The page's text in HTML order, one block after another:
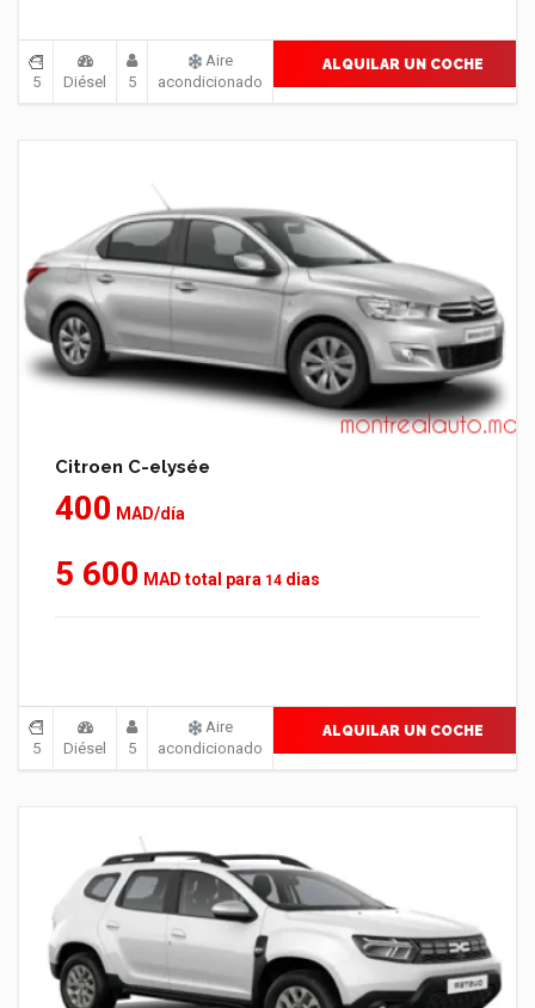
5 Diésel 5
Aire
acondicionado
ALQUILAR UN COCHE
Citroen C-elysée
400 MAD/día
5 600 MAD total para 14 dias
5 Diésel 5
Aire
acondicionado
ALQUILAR UN COCHE